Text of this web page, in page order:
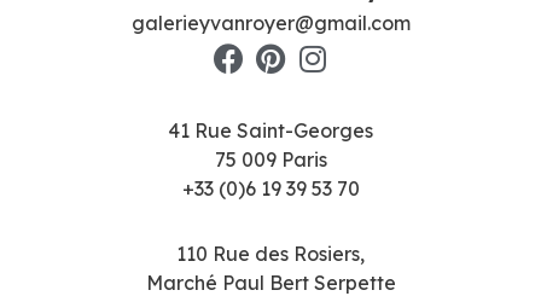
galerieyvanroyer@gmail.com
41 Rue Saint-Georges
75 009 Paris
+33 (0)6 19 39 53 70
110 Rue des Rosiers,
Marché Paul Bert Serpette